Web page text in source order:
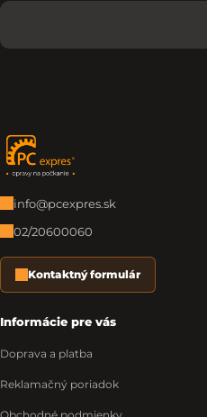
Zápätie
info@pcexpres.sk
02/20600060
Kontaktný formulár
Informácie pre vás
Doprava a platba
Reklamačný poriadok